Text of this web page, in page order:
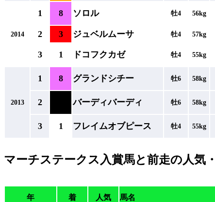
2014
1 8 ソロル 牡4 56kg
2 3 ジュベルムーサ 牡4 57kg
3 1 ドコフクカゼ 牡4 55kg
2013
1 8 グランドシチー 牡6 58kg
2 バーディバーディ 牡6 58kg
3 1 フレイムオブピース 牡4 55kg
マーチステークス入賞馬と前走の人気
年 着 人気 馬名